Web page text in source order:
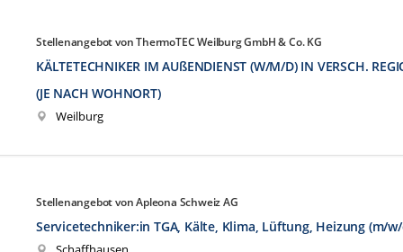
Stellenangebot von ThermoTEC Weilburg GmbH & Co. KG
KÄLTETECHNIKER IM AUßENDIENST (W/M/D) IN VERSCH.
(JE NACH WOHNORT)
Weilburg
Stellenangebot von Apleona Schweiz AG
Servicetechniker:in TGA, Kälte, Klima, Lüftung, Heizung (m/